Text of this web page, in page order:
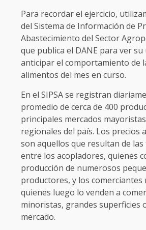
Para recordar el ejercicio,
del Sistema de Información de
Abastecimiento del Sector
que publica el DANE para ver
anticipar el comportamiento de
alimentos del mes en curso.
En el SIPSA se registran
promedio de cerca de 400
principales mercados
regionales del país. Los precios
son aquellos que resultan de
entre los acopladores, quienes
producción de numerosos
productores, y los comerciantes
quienes luego lo venden a
minoristas, grandes superficies
mercado.